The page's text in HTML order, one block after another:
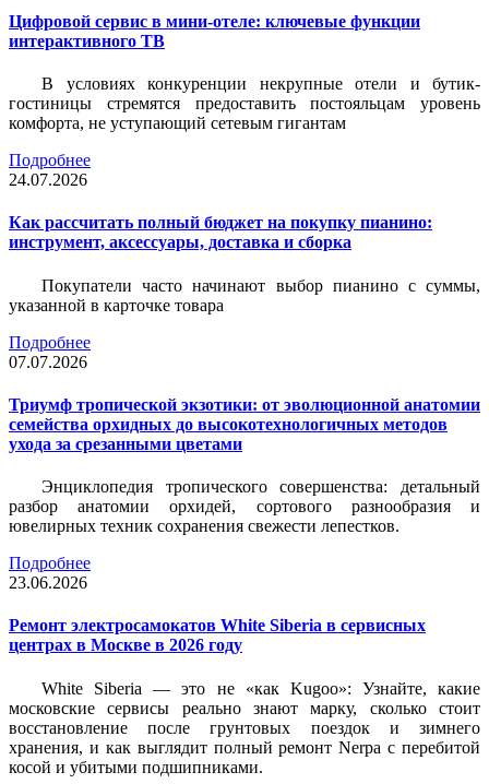
Цифровой сервис в мини-отеле: ключевые функции
интерактивного ТВ
В условиях конкуренции некрупные отели и бутик-
гостиницы стремятся предоставить постояльцам уровень
комфорта, не уступающий сетевым гигантам
Подробнее
24.07.2026
Как рассчитать полный бюджет на покупку пианино:
инструмент, аксессуары, доставка и сборка
Покупатели часто начинают выбор пианино с суммы,
указанной в карточке товара
Подробнее
07.07.2026
Триумф тропической экзотики: от эволюционной анатомии
семейства орхидных до высокотехнологичных методов
ухода за срезанными цветами
Энциклопедия тропического совершенства: детальный
разбор анатомии орхидей, сортового разнообразия и
ювелирных техник сохранения свежести лепестков.
Подробнее
23.06.2026
Ремонт электросамокатов White Siberia в сервисных
центрах в Москве в 2026 году
White Siberia — это не «как Kugoo»: Узнайте, какие
московские сервисы реально знают марку, сколько стоит
восстановление после грунтовых поездок и зимнего
хранения, и как выглядит полный ремонт Nerpa с перебитой
косой и убитыми подшипниками.